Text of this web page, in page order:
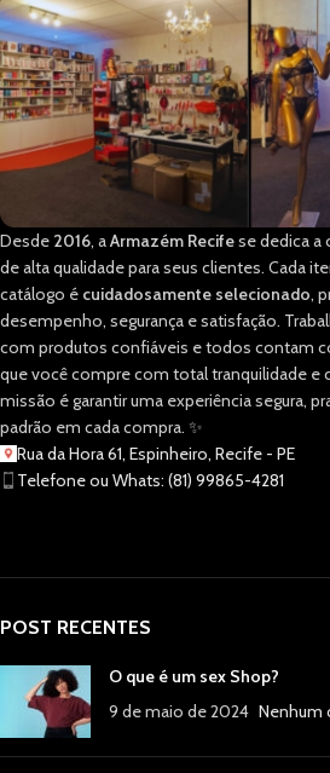
Desde 2016, aArmazém Recifese dedica a
de alta qualidade para seus clientes. Cada
catálogo é cuidadosamente selecionado,
desempenho, segurança e satisfação.
com produtos confiáveis e todos contam
que você compre com total tranquilidade e
missão é garantir uma experiência segura,
padrão em cada compra. ✨
Rua da Hora 61, Espinheiro, Recife - PE
Telefone ou Whats: (81) 99865-4281
POST RECENTES
O que é um sex Shop?
9 de maio de 2024 Nenhum